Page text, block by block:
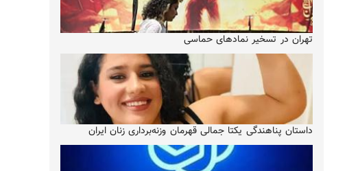
تهران در تسخیر نمادهای حماسی
داستان پناهندگی یکتا جمالی قهرمان وزنه‌برداری زنان ایران